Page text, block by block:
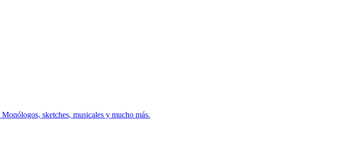
Monólogos, sketches, musicales y mucho más.